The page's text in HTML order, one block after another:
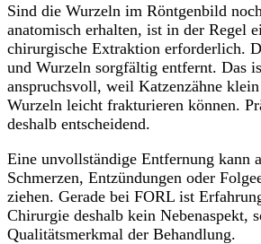
Sind die Wurzeln im Röntgenbild
anatomisch erhalten, ist in der Regel
chirurgische Extraktion erforderlich.
und Wurzeln sorgfältig entfernt. Das
anspruchsvoll, weil Katzenzähne
Wurzeln leicht frakturieren können.
deshalb entscheidend.
Eine unvollständige Entfernung kann
Schmerzen, Entzündungen oder
ziehen. Gerade bei FORL ist
Chirurgie deshalb kein Nebenaspekt,
Qualitätsmerkmal der Behandlung.